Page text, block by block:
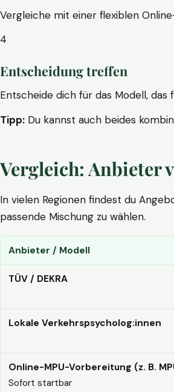
Vergleiche mit einer flexiblen
4
Entscheidung treffen
Entscheide dich für das Modell,
Tipp: Du kannst auch beides
Vergleich: Anbieter
In vielen Regionen findest du
passende Mischung zu wählen.
Anbieter / Modell
TÜV / DEKRA
Lokale Verkehrspsycholog:innen
Online-MPU-Vorbereitung (z. B.
Sofort startbar